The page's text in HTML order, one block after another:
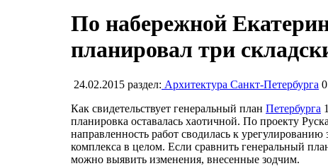
По набережной
планировал три
24.02.2015 раздел: Архитектура Санкт-Петербурга 0
Как свидетельствует генеральный план Петербурга
планировка оставалась хаотичной. По проекту
направленность работ сводилась к
комплекса в целом. Если сравнить генеральный
можно выявить изменения, внесенные зодчим.